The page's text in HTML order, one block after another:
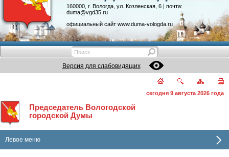
160000, г. Вологда, ул. Козленская, 6 | почта:
duma@vgd35.ru
официальный сайт www.duma-vologda.ru
Депутатские объединения
Версия для слабовидящих
сегодня 9 августа 2026 года
Председатель Вологодской
городской Думы
Левое меню